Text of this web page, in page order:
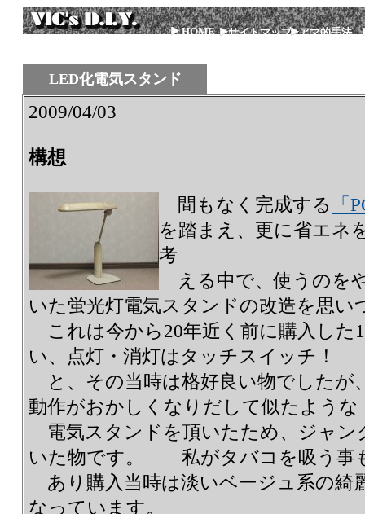
HOME サイトマップ アマ的手法
LED化電気スタンド
2009/04/03
構想
間もなく完成する
「
を踏まえ、更に省エネ
考
える中で、使うのを
いた蛍光灯電気スタンドの改造を思い
これは今から20年近く前に購入した
い、点灯・消灯はタッチスイッチ！
と、その当時は格好良い物でしたが
動作がおかしくなりだして似たような
電気スタンドを頂いたため、ジャン
いた物です。 私がタバコを吸う事
あり購入当時は淡いベージュ系の綺
なっています。